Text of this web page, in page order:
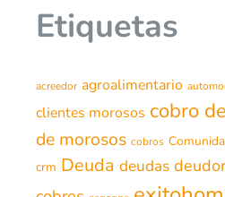
Etiquetas
acreedor agroalimentario
clientes morosos cobro
de morosos cobros
crm Deuda deudas deudor